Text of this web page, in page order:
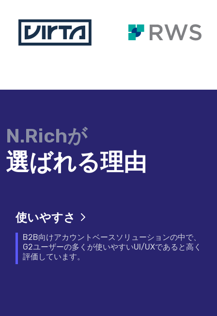
N.Richが
選ばれる理由
使いやすさ
B2B向けアカウントベースソリューションの中で、
G2ユーザーの多くが使いやすいUI/UXであると高く
評価しています。